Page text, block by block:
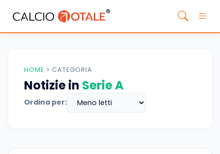
HOME > CATEGORIA
Notizie in Serie A
Ordina per: